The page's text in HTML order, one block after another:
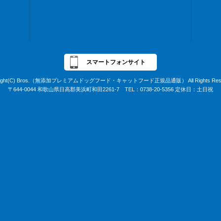
スマートフォンサイト
Bros.（無添加プレミアムドッグフード・キャットフード正規品通販） All Rights
〒644-0044 和歌山県日高郡美浜町和田2261-7 TEL：0738-20-5356 定休日：土日祝